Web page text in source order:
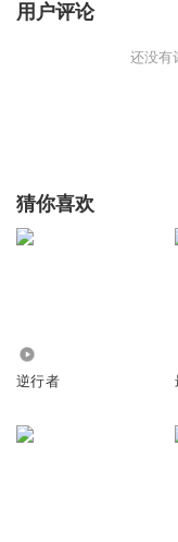
用户评论
还没有
猜你喜欢
逆行者